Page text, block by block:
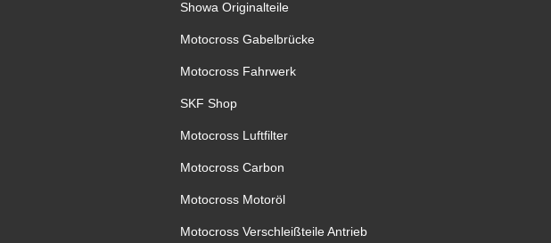
Showa Originalteile
Motocross Gabelbrücke
Motocross Fahrwerk
SKF Shop
Motocross Luftfilter
Motocross Carbon
Motocross Motoröl
Motocross Verschleißteile Antrieb